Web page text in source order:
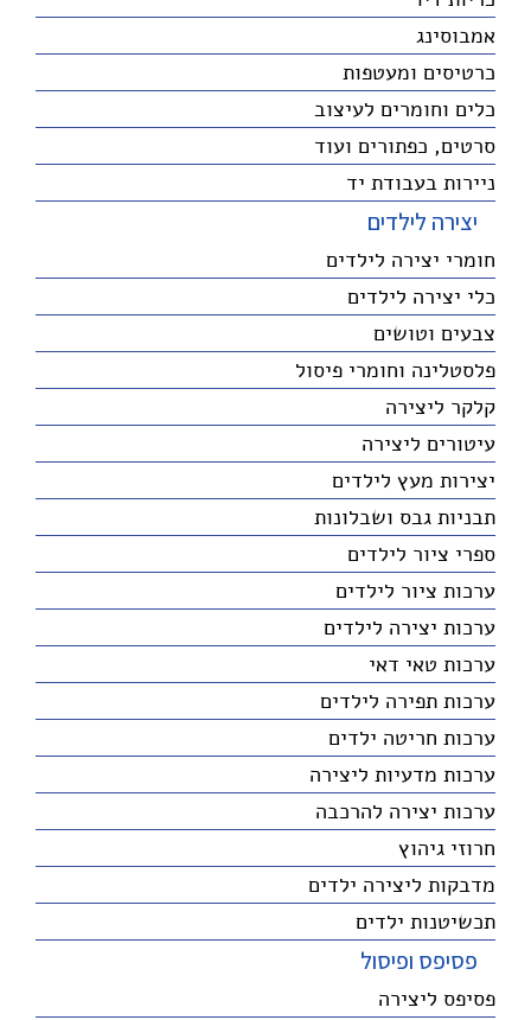
אמבוסינג
כרטיסים ומעטפות
כלים וחומרים לעיצוב
סרטים, כפתורים ועוד
ניירות בעבודת יד
יצירה לילדים
חומרי יצירה לילדים
כלי יצירה לילדים
צבעים וטושים
פלסטלינה וחומרי פיסול
קלקר ליצירה
עיטורים ליצירה
יצירות מעץ לילדים
תבניות גבס ושבלונות
ספרי ציור לילדים
ערכות ציור לילדים
ערכות יצירה לילדים
ערכות טאי דאי
ערכות תפירה לילדים
ערכות חריטה ילדים
ערכות מדעיות ליצירה
ערכות יצירה להרכבה
חרוזי גיהוץ
מדבקות ליצירה ילדים
תכשיטנות ילדים
פסיפס ופיסול
פסיפס ליצירה